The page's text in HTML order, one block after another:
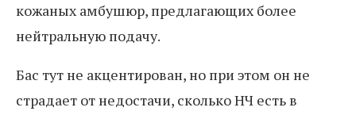
кожаных амбушюр, предлагающих более
нейтральную подачу.
Бас тут не акцентирован, но при этом он не
страдает от недостачи, сколько НЧ есть в